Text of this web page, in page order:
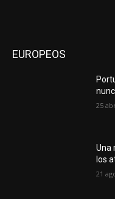
EUROPEOS
25
Una
los
21